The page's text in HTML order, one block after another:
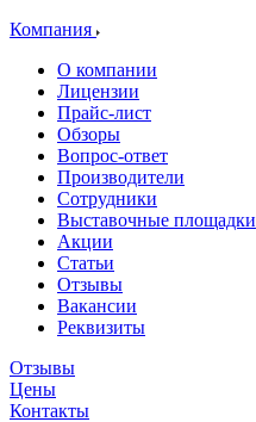
Компания
О компании
Лицензии
Прайс-лист
Обзоры
Вопрос-ответ
Производители
Сотрудники
Выставочные площадки
Акции
Статьи
Отзывы
Вакансии
Реквизиты
Отзывы
Цены
Контакты